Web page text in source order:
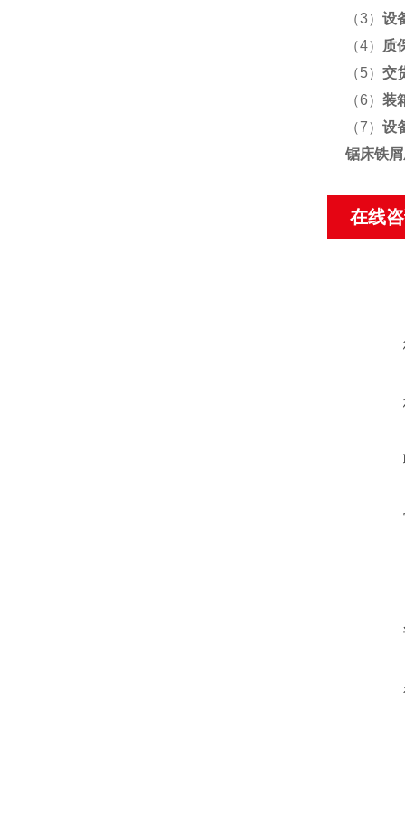
（3） 设
（4）
质
（5） 交
（6） 装
（7） 设
锯床铁
在线